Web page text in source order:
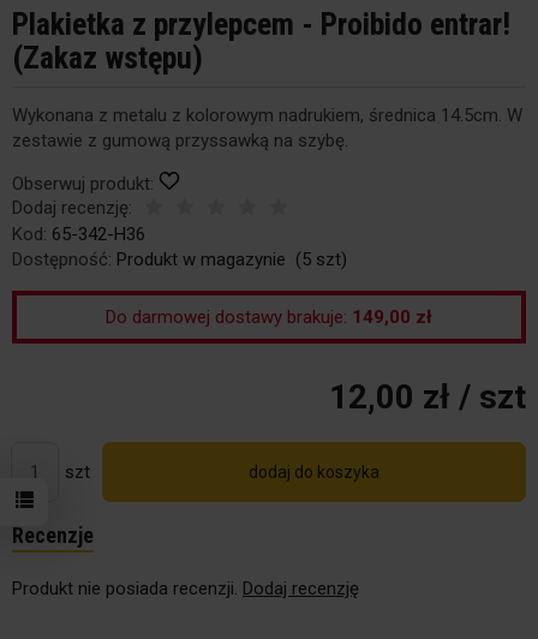
Plakietka z przylepcem - Proibido entrar!
(Zakaz wstępu)
Wykonana z metalu z kolorowym nadrukiem, średnica 14.5cm. W
zestawie z gumową przyssawką na szybę.
Obserwuj produkt:
Dodaj recenzję:
Kod: 65-342-H36
Dostępność: Produkt w magazynie (5 szt)
Do darmowej dostawy brakuje: 149,00 zł
12,00 zł / szt
szt dodaj do koszyka
Recenzje
Produkt nie posiada recenzji. Dodaj recenzję